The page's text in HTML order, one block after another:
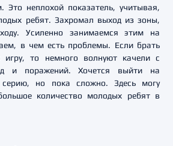
неплохой показатель, учитывая,
ребят. Захромал выход из зоны,
Усиленно занимаемся этим на
в чем есть проблемы. Если брать
игру, то немного волнуют качели с
и поражений. Хочется выйти на
но пока сложно. Здесь могу
количество молодых ребят в